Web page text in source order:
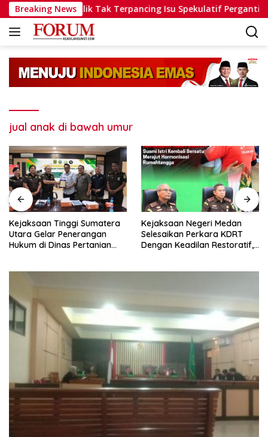
Langsung
ke
konten
Breaking News
Publik Tak Terpancing Isu Spekulatif Pergantian Kapolri
jual anak di bawah umur
Kejaksaan Tinggi Sumatera
Utara Gelar Penerangan
Hukum di Dinas Pertanian
Kejaksaan Negeri Medan
Selesaikan Perkara KDRT
Dengan Keadilan Restoratif,